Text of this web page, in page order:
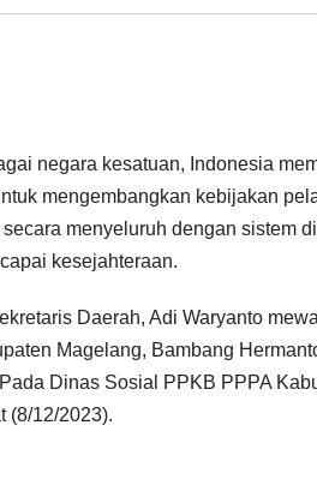
negara kesatuan, Indonesia
mengembangkan kebijakan
menyeluruh dengan sistem
kesejahteraan.
Daerah, Adi Waryanto
Magelang, Bambang
Dinas Sosial PPKB PPPA
(8/12/2023).